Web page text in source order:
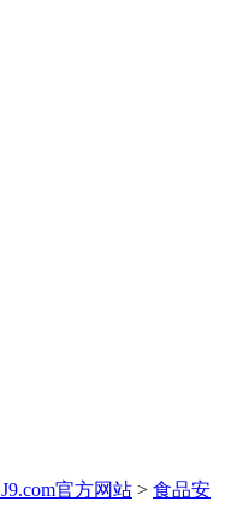
J9.com官方网站 > 食品安